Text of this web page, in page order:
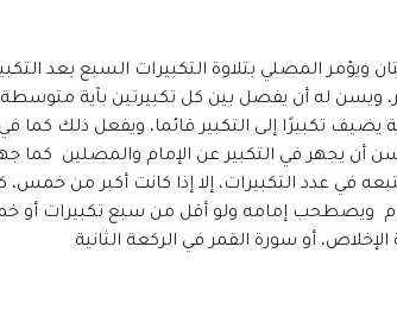
ويؤمر المصلي بتلاوة التكبيرات السبع بعد
ويسن له أن يفصل بين كل تكبيرتين بآية
يضيف تكبيرًا إلى التكبير قائما، ويفعل ذلك
أن يجهر في التكبير عن الإمام والمصلين كما
في عدد التكبيرات، إلا إذا كانت أكبر من
ويصطحب إمامه ولو أقل من سبع تكبيرات أو
أو سورة القمر في الركعة الثانية